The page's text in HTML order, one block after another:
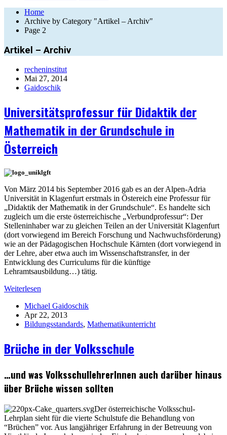
Home
Archive by Category "Artikel – Archiv"
Page 2
Artikel – Archiv
recheninstitut
Mai 27, 2014
Gaidoschik
Universitätsprofessur für Didaktik der
Mathematik in der Grundschule in
Österreich
Von März 2014 bis September 2016 gab es an der Alpen-Adria
Universität in Klagenfurt erstmals in Östereich eine Professur für
„Didaktik der Mathematik in der Grundschule“. Es handelte sich
zugleich um die erste österreichische „Verbundprofessur“: Der
Stelleninhaber war zu gleichen Teilen an der Universität Klagenfurt
(dort vorwiegend im Bereich Forschung und Nachwuchsförderung)
wie an der Pädagogischen Hochschule Kärnten (dort vorwiegend in
der Lehre, aber etwa auch im Wissenschaftstransfer, in der
Entwicklung des Curriculums für die künftige
Lehramtsausbildung…) tätig.
Weiterlesen
Michael Gaidoschik
Apr 22, 2013
Bildungsstandards, Mathematikunterricht
Brüche in der Volksschule
…und was VolksschullehrerInnen auch darüber hinaus
über Brüche wissen sollten
Der österreichische Volksschul-
Lehrplan sieht für die vierte Schulstufe die Behandlung von
“Brüchen” vor. Aus langjähriger Erfahrung in der Betreuung von